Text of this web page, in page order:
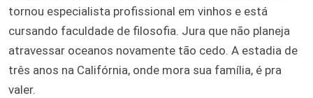
tornou especialista profissional em vinhos e está
cursando faculdade de filosofia. Jura que não planeja
atravessar oceanos novamente tão cedo. A estadia de
três anos na Califórnia, onde mora sua família, é pra
valer.